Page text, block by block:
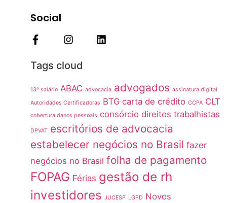
Social
Tags cloud
13º salário ABAC advocacia advogados assinatura digital
Autoridades Certificadoras BTG carta de crédito CCPA CLT
cobertura danos pessoais consórcio direitos trabalhistas
DPVAT escritórios de advocacia
estabelecer negócios no Brasil fazer
negócios no Brasil folha de pagamento
FOPAG Férias gestão de rh
investidores JUCESP LGPD Novos